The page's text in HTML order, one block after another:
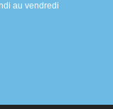
au vendredi